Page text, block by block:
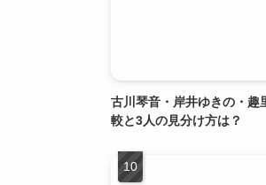
古川琴音・岸井ゆきの・趣
較と3人の見分け方は？